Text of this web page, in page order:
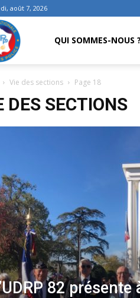
août 7, 2026
QUI SOMMES-NOUS ?
Vie des sections Page 18
DES SECTIONS
82 présente